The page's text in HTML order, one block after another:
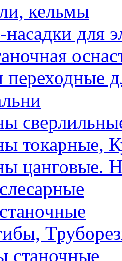
кельмы
для
переходные
токарные,
цанговые.
станочные